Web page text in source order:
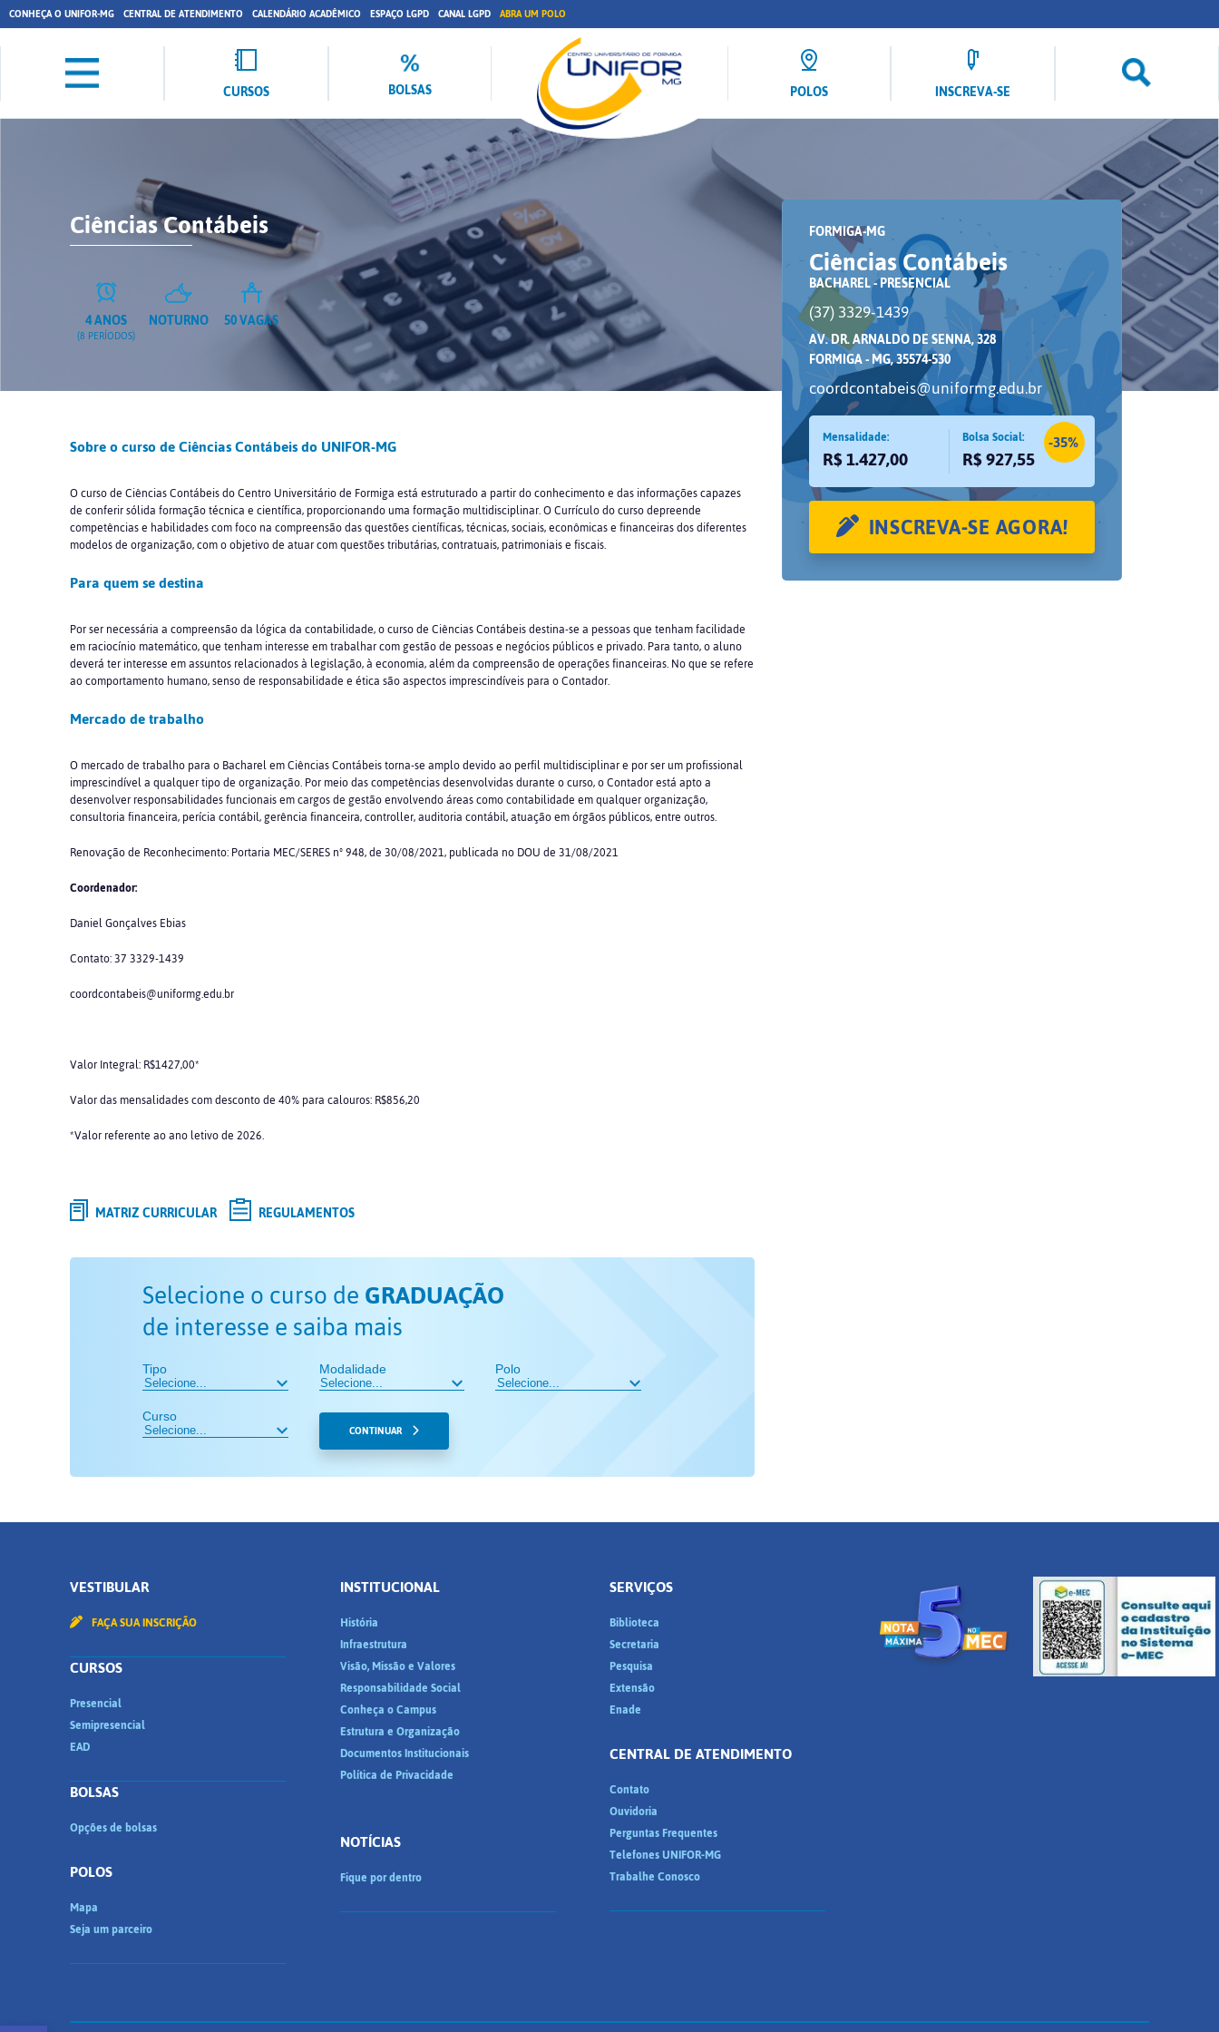
CONHEÇA O UNIFOR-MG CENTRAL DE ATENDIMENTO CALENDÁRIO ACADÊMICO ESPAÇO LGPD CANAL LGPD ABRA UM POLO
CURSOS BOLSAS POLOS INSCREVA-SE
Ciências Contábeis
4 ANOS
(8 PERÍODOS)
NOTURNO 50 VAGAS
Sobre o curso de Ciências Contábeis do UNIFOR-MG
O curso de Ciências Contábeis do Centro Universitário de Formiga está estruturado a partir do conhecimento e das informações capazes
de conferir sólida formação técnica e científica, proporcionando uma formação multidisciplinar. O Currículo do curso depreende
competências e habilidades com foco na compreensão das questões científicas, técnicas, sociais, econômicas e financeiras dos diferentes
modelos de organização, com o objetivo de atuar com questões tributárias, contratuais, patrimoniais e fiscais.
Para quem se destina
Por ser necessária a compreensão da lógica da contabilidade, o curso de Ciências Contábeis destina-se a pessoas que tenham facilidade
em raciocínio matemático, que tenham interesse em trabalhar com gestão de pessoas e negócios públicos e privado. Para tanto, o aluno
deverá ter interesse em assuntos relacionados à legislação, à economia, além da compreensão de operações financeiras. No que se refere
ao comportamento humano, senso de responsabilidade e ética são aspectos imprescindíveis para o Contador.
Mercado de trabalho
O mercado de trabalho para o Bacharel em Ciências Contábeis torna-se amplo devido ao perfil multidisciplinar e por ser um profissional
imprescindível a qualquer tipo de organização. Por meio das competências desenvolvidas durante o curso, o Contador está apto a
desenvolver responsabilidades funcionais em cargos de gestão envolvendo áreas como contabilidade em qualquer organização,
consultoria financeira, perícia contábil, gerência financeira, controller, auditoria contábil, atuação em órgãos públicos, entre outros.
Renovação de Reconhecimento: Portaria MEC/SERES nº 948, de 30/08/2021, publicada no DOU de 31/08/2021
Coordenador:
Daniel Gonçalves Ebias
Contato: 37 3329-1439
coordcontabeis@uniformg.edu.br
Valor Integral: R$1427,00*
Valor das mensalidades com desconto de 40% para calouros: R$856,20
*Valor referente ao ano letivo de 2026.
MATRIZ CURRICULAR REGULAMENTOS
Selecione o curso deGRADUAÇÃO
de interesse e saiba mais
Tipo Modalidade Polo
Curso
CONTINUAR
FORMIGA-MG
Ciências Contábeis
BACHAREL - PRESENCIAL
(37) 3329-1439
AV. DR. ARNALDO DE SENNA, 328
FORMIGA - MG, 35574-530
coordcontabeis@uniformg.edu.br
Mensalidade:
R$ 1.427,00
Bolsa Social:
R$ 927,55
-35%
INSCREVA-SE AGORA!
VESTIBULAR
FAÇA SUA INSCRIÇÃO
CURSOS
Presencial
Semipresencial
EAD
BOLSAS
Opções de bolsas
POLOS
Mapa
Seja um parceiro
INSTITUCIONAL
História
Infraestrutura
Visão, Missão e Valores
Responsabilidade Social
Conheça o Campus
Estrutura e Organização
Documentos Institucionais
Política de Privacidade
NOTÍCIAS
Fique por dentro
SERVIÇOS
Biblioteca
Secretaria
Pesquisa
Extensão
Enade
CENTRAL DE ATENDIMENTO
Contato
Ouvidoria
Perguntas Frequentes
Telefones UNIFOR-MG
Trabalhe Conosco